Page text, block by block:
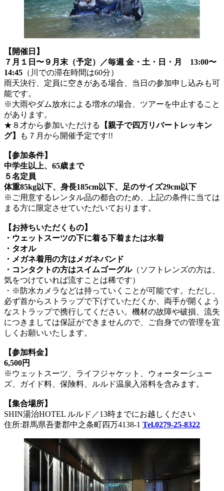
【開催日】
７月１日〜９月末（予定）／毎週 金・土・日・月 13:00〜
14:45 （川での滞在時間は60分）
雨天決行、定員に空きがある場合、当日の参加申し込みも可
能です。
※大雨やダム放水による増水の場合、ツアーを中止すること
があります。
★８才から参加いただける
【親子で四万リバートレッキン
グ】
も７月から開催予定です!!
【参加条件】
中学生以上、65歳まで
５名定員
体重85kg以下、身長185cm以下、足のサイズ29cm以下
※ご用意するレンタル品の都合のため、上記の条件に当ては
まる方に限定させていただいております。
【お持ちいただくもの】
・ウェットスーツの下に着る下着または水着
・タオル
・メガネ着用の方はメガネバンド
・コンタクトの方はスイムゴーグル（ソフトレンズの方は、
気をつけていれば流すことは稀です）
・※防水カメラなどは持っていくことが可能です。ただし、
必ず首からストラップで下げていただくか、両手が開くよう
なストラップで携行してください。機材の故障や破損、流失
につきましては保証ができませんので、ご自身での管理を宜
しくお願いいたします。
【参加料金】
6,500円
※ウェットスーツ、ライフジャケット、ウォーターシュー
ズ、ガイド料、保険料、ルルド温泉入浴料を含みます。
【集合場所】
SHIN湯治HOTEL ルルド／13時までにお越しください
住所:群馬県吾妻郡中之条町四万4138-1 Tel.0279-25-8322